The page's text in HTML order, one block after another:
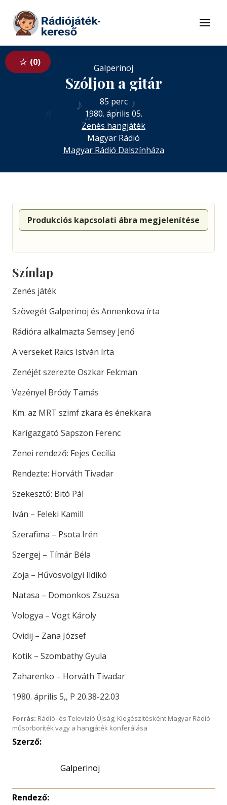
Tovább a tartalomhoz
Menü
0
♪
♫♬
♪
♩
♫♪
Galperinoj
Szóljon a gitár
85 perc
1980. április 05.
Zenés hangjáték
Magyar Rádió
Magyar Rádió Dalszínháza
Produkciós kapcsolati ábra megjelenítése
Színlap
Zenés játék
Szövegét Galperinoj és Annenkova írta
Rádióra alkalmazta Semsey Jenő
A verseket Raics István írta
Zenéjét szerezte Oszkar Felcman
Vezényel Bródy Tamás
Km. az MRT szimf zkara és énekkara
Karigazgató Sapszon Ferenc
Zenei rendező: Fejes Cecília
Rendezte: Horváth Tivadar
Szekesztő: Bitó Pál
Iván – Feleki Kamill
Szerafima – Psota Irén
Szergej – Tímár Béla
Zoja – Hűvösvölgyi Ildikó
Natasa – Domonkos Zsuzsa
Vologya – Vogt Károly
Ovidij – Zana József
Kotik – Szombathy Gyula
Zaharenko – Horváth Tivadar
1980. április 5,, P 20.38-22.03
Forrás: Rádió- és Televízió Újság; Kiegészítésként Magyar Rádió
műsorboríték vagy a hangjáték konferálása
Szerző:
Galperinoj
Rendező: